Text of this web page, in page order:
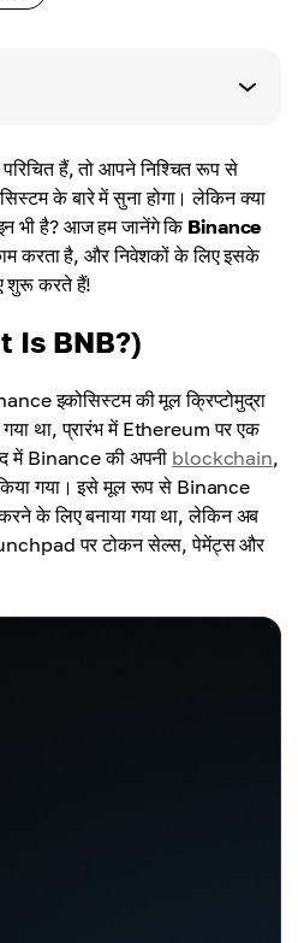
हैं, तो आपने निश्चित रूप से
के बारे में सुना होगा। लेकिन क्या
भी है? आज हम जानेंगे कि Binance
करता है, और निवेशकों के लिए इसके
शुरू करते हैं!
Is BNB?)
इकोसिस्टम की मूल क्रिप्टोमुद्रा
था, प्रारंभ में Ethereum पर एक
में Binance की अपनी blockchain,
गया। इसे मूल रूप से Binance
के लिए बनाया गया था, लेकिन अब
पर टोकन सेल्स, पेमेंट्स और